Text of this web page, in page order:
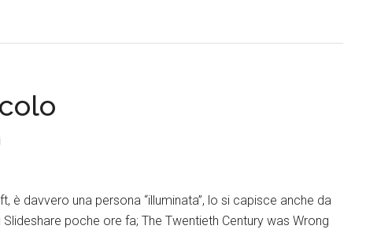
è davvero una persona “illuminata”, lo si capisce anche da
poche ore fa; The Twentieth Century was Wrong